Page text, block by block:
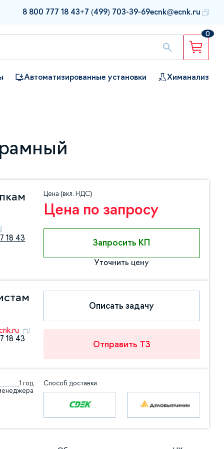
8 800 777 18 43+7 (499) 703-39-69ecnk@ecnk.ru
0
Автоматизированные установки Химанализ
18 43
Цена (вкл. НДС)
Цена по запросу
Запросить КП
Уточнить цену
18 43
Описать задачу
Отправить ТЗ
1 год
Способ доставки